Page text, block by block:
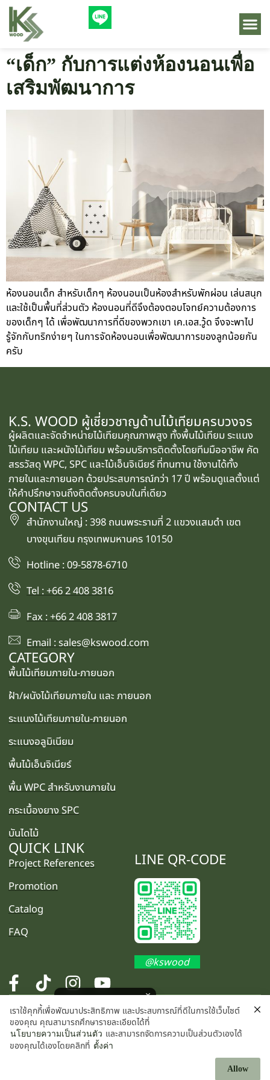
“เด็ก” กับการแต่งห้องนอนเพื่อ
เสริมพัฒนาการ
ห้องนอนเด็ก สำหรับเด็กๆ ห้องนอนเป็นห้องสำหรับพักผ่อน เล่นสนุก
และใช้เป็นพื้นที่ส่วนตัว ห้องนอนที่ดีจึงต้องตอบโจทย์ความต้องการ
ของเด็กๆ ได้ เพื่อพัฒนาการที่ดีของพวกเขา เค.เอส.วู้ด จึงจะพาไป
รู้จักกับทริกง่ายๆ ในการจัดห้องนอนเพื่อพัฒนาการของลูกน้อยกัน
ครับ
K.S. WOOD ผู้เชี่ยวชาญด้านไม้เทียมครบวงจร
ผู้ผลิตและจัดจำหน่ายไม้เทียมคุณภาพสูง ทั้งพื้นไม้เทียม ระแนง
ไม้เทียม และผนังไม้เทียม พร้อมบริการติดตั้งโดยทีมมืออาชีพ คัด
สรรวัสดุ WPC, SPC และไม้เอ็นจิเนียร์ ที่ทนทาน ใช้งานได้ทั้ง
ภายในและภายนอก ด้วยประสบการณ์กว่า 17 ปี พร้อมดูแลตั้งแต่
ให้คำปรึกษาจนถึงติดตั้งครบจบในที่เดียว
CONTACT US
สำนักงานใหญ่ : 398 ถนนพระรามที่ 2 แขวงแสมดำ เขต
บางขุนเทียน กรุงเทพมหานคร 10150
Hotline : 09-5878-6710
Tel : +66 2 408 3816
Fax : +66 2 408 3817
Email : sales@kswood.com
CATEGORY
พื้นไม้เทียมภายใน-ภายนอก
ฝ้า/ผนังไม้เทียมภายใน และ ภายนอก
ระแนงไม้เทียมภายใน-ภายนอก
ระแนงอลูมิเนียม
พื้นไม้เอ็นจิเนียร์
พื้น WPC สำหรับงานภายใน
กระเบื้องยาง SPC
บันไดไม้
QUICK LINK
Project References
Promotion
Catalog
FAQ
LINE QR-CODE
@kswood
©2025 K.S. WOOD CO., LTD. All rights reserved.
เราใช้คุกกี้เพื่อพัฒนาประสิทธิภาพ และประสบการณ์ที่ดีในการใช้เว็บไซต์
ของคุณ คุณสามารถศึกษารายละเอียดได้ที่
นโยบายความเป็นส่วนตัว และสามารถจัดการความเป็นส่วนตัวเองได้
ของคุณได้เองโดยคลิกที่ ตั้งค่า
Allow